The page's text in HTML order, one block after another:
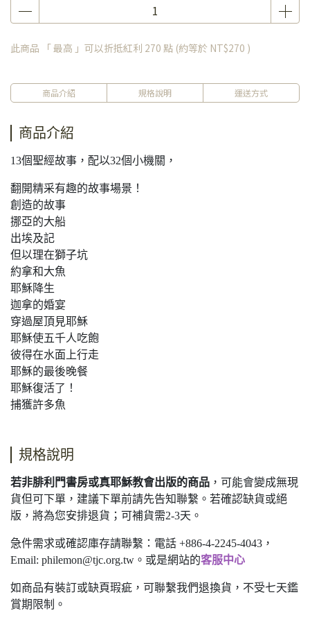
此商品 「 最高 」可以折抵紅利 270 點 (約等於 NT$270 )
商品介紹 規格說明 運送方式
商品介紹
13個聖經故事，配以32個小機關，
翻開精采有趣的故事場景！
創造的故事
挪亞的大船
出埃及記
但以理在獅子坑
約拿和大魚
耶穌降生
迦拿的婚宴
穿過屋頂見耶穌
耶穌使五千人吃飽
彼得在水面上行走
耶穌的最後晚餐
耶穌復活了！
捕獲許多魚
規格說明
若非腓利門書房或真耶穌教會出版的商品 ，可能會變成無現
貨但可下單，建議下單前請先告知聯繫。若確認缺貨或絕
版，將為您安排退貨；可補貨需2-3天。
急件需求或確認庫存請聯繫：電話 +886-4-2245-4043，
Email: philemon@tjc.org.tw 。或是網站的客服中心
如商品有裝訂或缺頁瑕疵，可聯繫我們退換貨，不受七天鑑
賞期限制。